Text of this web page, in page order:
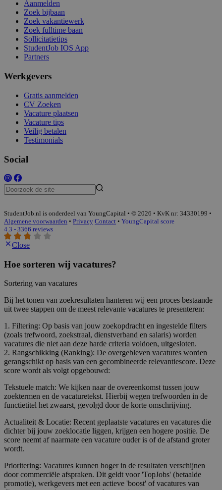
Aanmelden
Zoek bijbaan
Zoek vakantiewerk
Zoek fulltime baan
Sollicitatietips
StudentJob IOS App
Partners
Werkgevers
Gratis aanmelden
CV Zoeken
Vacature plaatsen
Vacature tips
Veilig betalen
Testimonials
Social
StudentJob.nl is onderdeel van YoungCapital • © 2026 • KvK nr: 34330199 •
Algemene voorwaarden • Privacy Contact • YoungCapital score
4.3 - 3366 reviews
Close
Hoe sorteren wij vacatures?
Sortering van vacatures
Bij het tonen van zoekresultaten hanteren wij een proces bestaande
uit twee stappen om de meest relevante vacatures te presenteren:
1. Filtering: Op basis van jouw zoekopdracht en ingestelde filters
(zoals trefwoord, zoekstraal, dienstverband en salaris) worden
vacatures die niet aan deze harde criteria voldoen, uitgesloten.
2. Rangschikking (Ranking): De overgebleven vacatures worden
gerangschikt op basis van een gecombineerde relevantiescore. Deze
score wordt als volgt opgebouwd:
Tekstuele match: We kijken naar de overeenkomst tussen jouw
zoektermen en de vacaturetekst. Hierbij wegen trefwoorden in de
functietitel het zwaarst, gevolgd door de korte omschrijving.
Actualiteit & Locatie: Recent geplaatste vacatures en vacatures die
dichter bij jouw zoeklocatie liggen, krijgen een hogere positie. De
score neemt af naarmate een vacature ouder is of de afstand groter
wordt.
Prioritering: Vacatures kunnen hoger in de resultaten verschijnen
door commerciële afspraken. Dit geldt voor 'TopJobs' (betaalde
promotie), werkgevers met een actieve 'boost' of vacatures van